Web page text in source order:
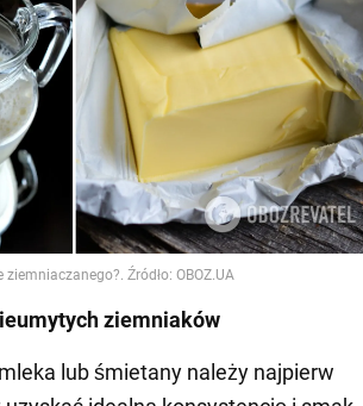
ziemniaków
lub śmietany należy najpierw